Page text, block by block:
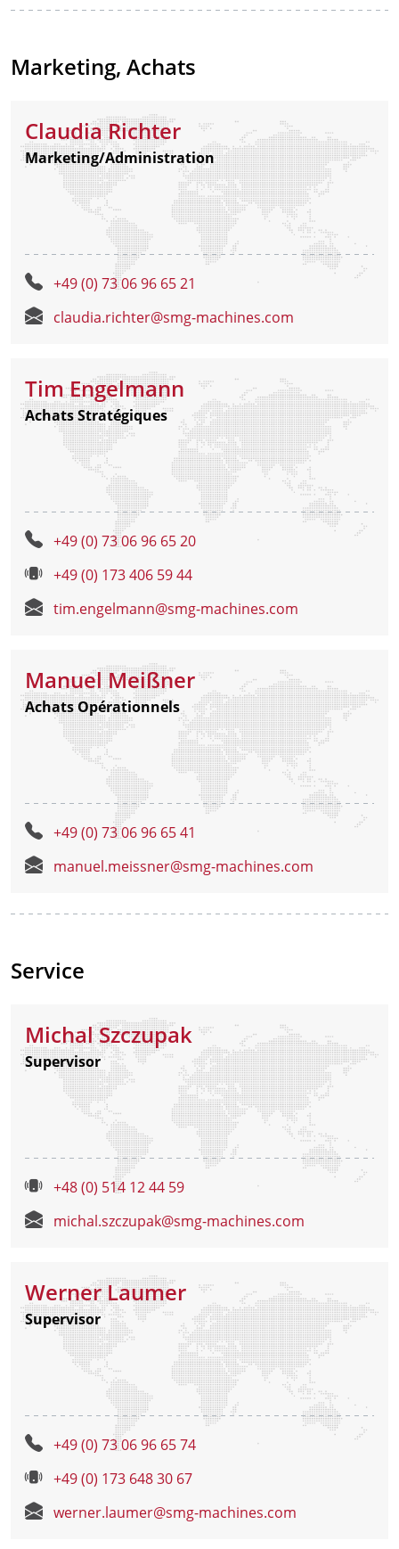
Marketing, Achats
Claudia Richter
Marketing/Administration
+49 (0) 73 06 96 65 21
claudia.richter@smg-machines.com
Tim Engelmann
Achats Stratégiques
+49 (0) 73 06 96 65 20
+49 (0) 173 406 59 44
tim.engelmann@smg-machines.com
Manuel Meißner
Achats Opérationnels
+49 (0) 73 06 96 65 41
manuel.meissner@smg-machines.com
Service
Michal Szczupak
Supervisor
+48 (0) 514 12 44 59
michal.szczupak@smg-machines.com
Werner Laumer
Supervisor
+49 (0) 73 06 96 65 74
+49 (0) 173 648 30 67
werner.laumer@smg-machines.com